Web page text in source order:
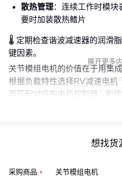
散热管理：连续工作时模
要时加装散热鳍片
🌡️ 定期检查谐波减速器的润滑
键因素。
关节模组电机的价值在于用集
根据负载特性选择RV减速电机
再匹配对应的电机控制器
和
展开更多
想找货
采购商品